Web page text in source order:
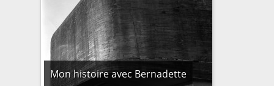
Mon histoire avec Bernadette